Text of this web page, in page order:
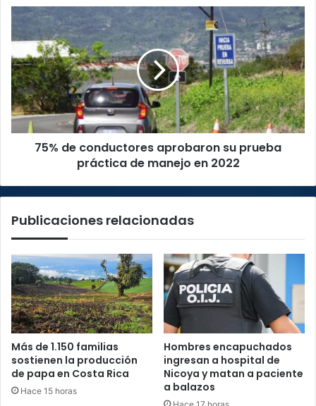
75%
conductores
aprobaron
su
prueba
práctica
de
manejo
75% de conductores aprobaron su prueba
práctica de manejo en 2022
Publicaciones relacionadas
Más de 1.150 familias
sostienen la producción
de papa en Costa Rica
Hace 15 horas
Hombres encapuchados
ingresan a hospital de
Nicoya y matan a paciente
a balazos